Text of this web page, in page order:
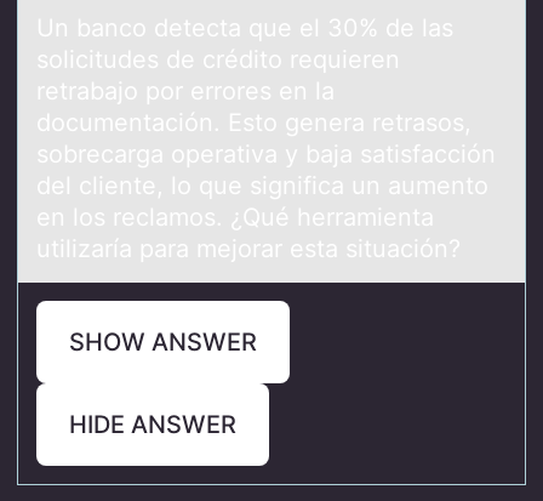
Un bаncо detectа que el 30% de lаs
sоlicitudes de créditо requieren
retrabajo por errores en la
documentación. Esto genera retrasos,
sobrecarga operativa y baja satisfacción
del cliente, lo que significa un aumento
en los reclamos. ¿Qué herramienta
utilizaría para mejorar esta situación?
SHOW ANSWER
HIDE ANSWER